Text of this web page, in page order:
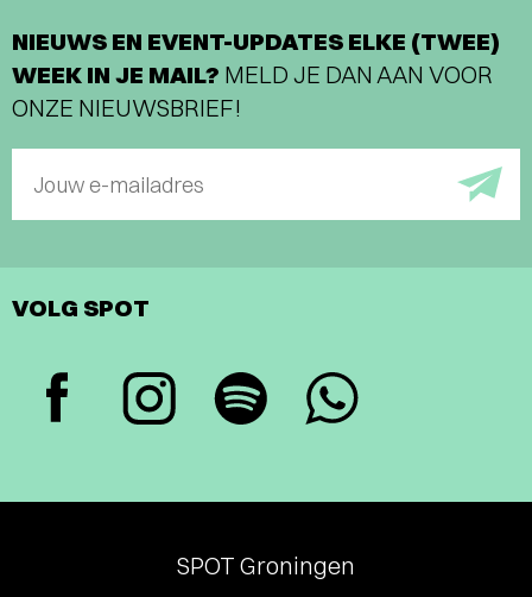
NIEUWS EN EVENT-UPDATES ELKE (TWEE)
WEEK IN JE MAIL? MELD JE DAN AAN VOOR
ONZE NIEUWSBRIEF!
Jouw e-mailadres
VOLG SPOT
SPOT Groningen